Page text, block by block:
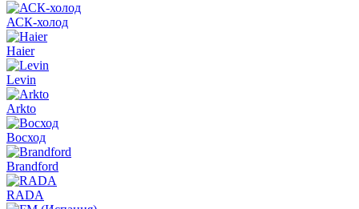
АСК-холод
Haier
Levin
Arkto
Восход
Brandford
RADA